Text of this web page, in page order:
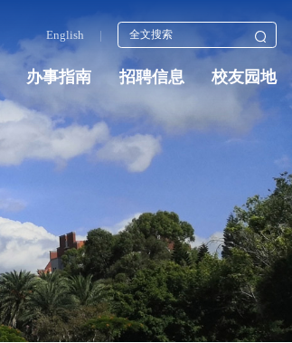
English |
办事指南 招聘信息 校友园地